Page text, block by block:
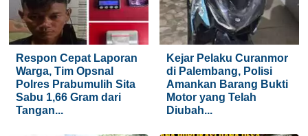
Respon Cepat Laporan
Warga, Tim Opsnal
Polres Prabumulih Sita
Sabu 1,66 Gram dari
Tangan...
Kejar Pelaku Curanmor
di Palembang, Polisi
Amankan Barang Bukti
Motor yang Telah
Diubah...